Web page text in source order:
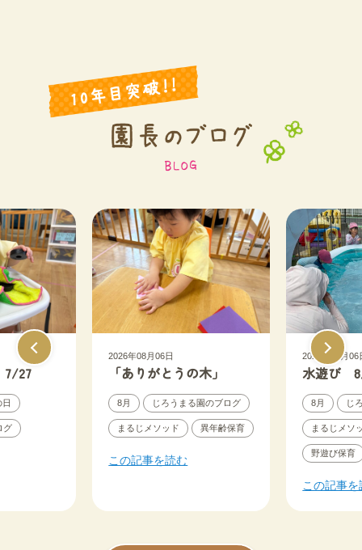
7/27
グ
2026年08月06日
「ありがとうの木」
8月 じろうまる園のブログ
まるじメソッド 異年齢保育
この記事を読む
2026年08月06
水遊び
8月 じ
まるじメソ
野遊び保育
この記事を